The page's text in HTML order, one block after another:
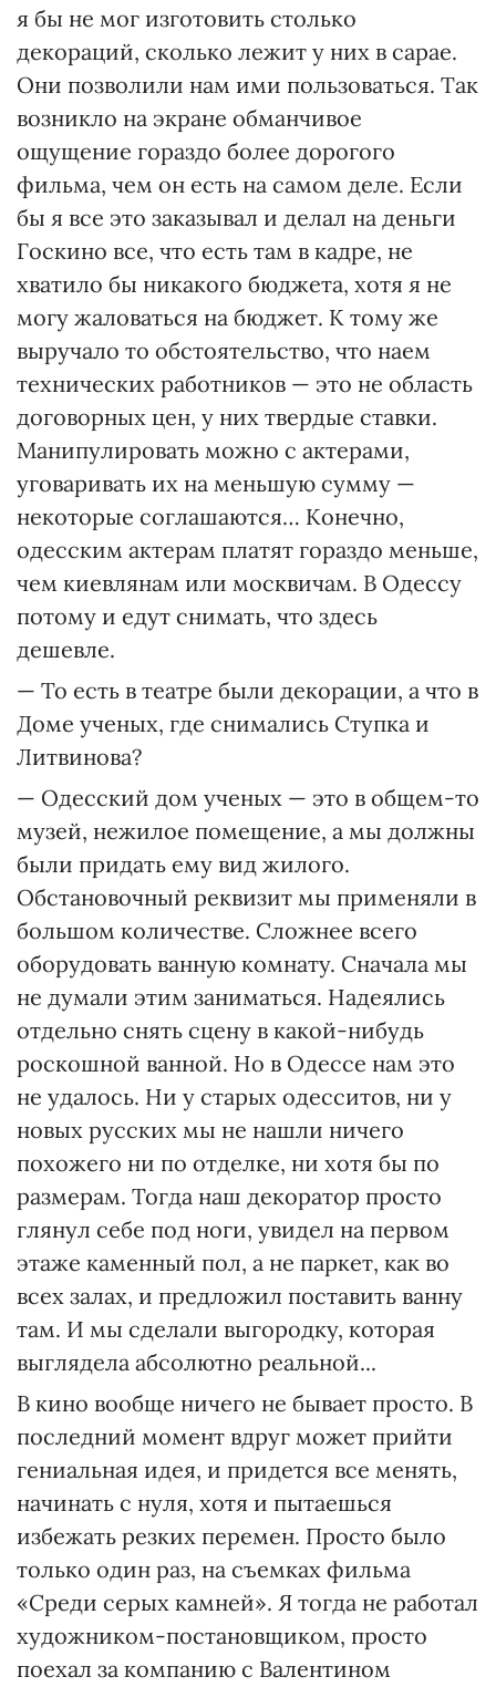
я бы не мог изготовить столько
декораций, сколько лежит у них в сарае.
Они позволили нам ими пользоваться. Так
возникло на экране обманчивое
ощущение гораздо более дорогого
фильма, чем он есть на самом деле. Если
бы я все это заказывал и делал на деньги
Госкино все, что есть там в кадре, не
хватило бы никакого бюджета, хотя я не
могу жаловаться на бюджет. К тому же
выручало то обстоятельство, что наем
технических работников — это не область
договорных цен, у них твердые ставки.
Манипулировать можно с актерами,
уговаривать их на меньшую сумму —
некоторые соглашаются… Конечно,
одесским актерам платят гораздо меньше,
чем киевлянам или москвичам. В Одессу
потому и едут снимать, что здесь
дешевле.
— То есть в театре были декорации, а что в
Доме ученых, где снимались Ступка и
Литвинова?
— Одесский дом ученых — это в общем-то
музей, нежилое помещение, а мы должны
были придать ему вид жилого.
Обстановочный реквизит мы применяли в
большом количестве. Сложнее всего
оборудовать ванную комнату. Сначала мы
не думали этим заниматься. Надеялись
отдельно снять сцену в какой-нибудь
роскошной ванной. Но в Одессе нам это
не удалось. Ни у старых одесситов, ни у
новых русских мы не нашли ничего
похожего ни по отделке, ни хотя бы по
размерам. Тогда наш декоратор просто
глянул себе под ноги, увидел на первом
этаже каменный пол, а не паркет, как во
всех залах, и предложил поставить ванну
там. И мы сделали выгородку, которая
выглядела абсолютно реальной...
В кино вообще ничего не бывает просто. В
последний момент вдруг может прийти
гениальная идея, и придется все менять,
начинать с нуля, хотя и пытаешься
избежать резких перемен. Просто было
только один раз, на съемках фильма
«Среди серых камней». Я тогда не работал
художником-постановщиком, просто
поехал за компанию с Валентином